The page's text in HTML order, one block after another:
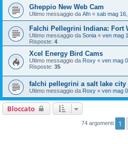
Gheppio New Web Cam
Ultimo messaggio da Afn « sab mag
Falchi Pellegrini Indiana: Fort
Ultimo messaggio da Sonia « ven mag
Risposte: 4
Xcel Energy Bird Cams
Ultimo messaggio da Roxy « ven mag
Risposte: 35
falchi pellegrini a salt lake city
Ultimo messaggio da Roxy « ven mag
Bloccato
74 argomenti 1